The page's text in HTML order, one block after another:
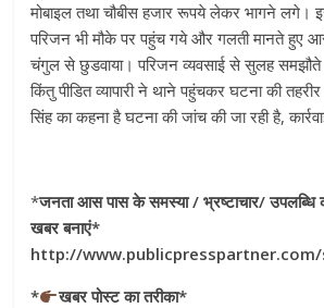
मोबाइल तथा चौबीस हजार रूपये लेकर भागने लगे।
परिजन भी मौके पर पहुंच गये और गलती मानते हुए
चंगुल से छुडवाया। परिजन व्यवसाई से सुलह समझौते
किंतु पीडित व्यापारी ने थाने पहुंचकर घटना की
सिंह का कहना है घटना की जांच की जा रही है,
*जनता आस पास के समस्या / भ्रष्टाचार/ उपलब्धि
खबर बनाएं*
http://
*
खबर पोस्ट का तरीका*